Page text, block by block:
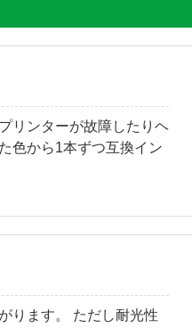
リンターが故障したりヘ
色から1本ずつ互換イン
ります。 ただし耐光性